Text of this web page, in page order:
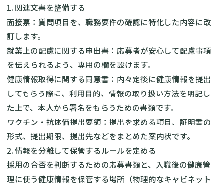
1. 関連文書を整備する
面接票：質問項目を、職務要件の確認に特化した内容に改
訂します。
就業上の配慮に関する申出書：応募者が安心して配慮事項
を伝えられるよう、専用の欄を設けます。
健康情報取得に関する同意書：内々定後に健康情報を提出
してもらう際に、利用目的、情報の取り扱い方法を明記し
た上で、本人から署名をもらうための書類です。
ワクチン・抗体価提出要領：提出を求める項目、証明書の
形式、提出期限、提出先などをまとめた案内状です。
2. 情報を分離して保管するルールを定める
採用の合否を判断するための応募書類と、入職後の健康管
理に使う健康情報を保管する場所（物理的なキャビネット